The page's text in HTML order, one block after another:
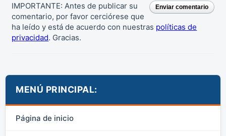
Enviar comentario
IMPORTANTE: Antes de publicar su
comentario, por favor cerciórese que
ha leído y está de acuerdo con nuestras políticas de
privacidad. Gracias.
MENÚ PRINCIPAL:
Página de inicio